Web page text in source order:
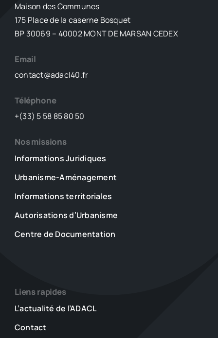
Maison des Communes
175 Place de la caserne Bosquet
BP 30069 – 40002 MONT DE MARSAN CEDEX
Email
contact@adacl40.fr
Téléphone
+(33) 5 58 85 80 50
Nos missions
Informations Juridiques
Urbanisme-Aménagement
Informations territoriales
Autorisations d’Urbanisme
Centre de Documentation
Liens rapides
L’actualité de l’ADACL
Contact